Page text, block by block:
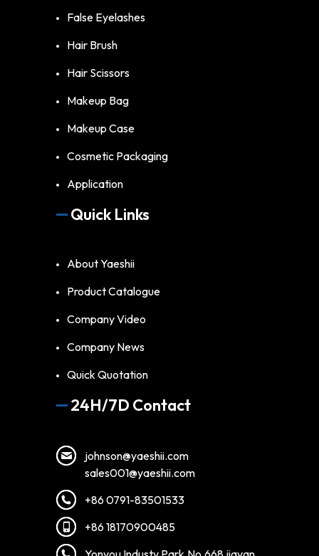
False Eyelashes
Hair Brush
Hair Scissors
Makeup Bag
Makeup Case
Cosmetic Packaging
Application
Quick Links
About Yaeshii
Product Catalogue
Company Video
Company News
Quick Quotation
24H/7D Contact
johnson@yaeshii.com
sales001@yaeshii.com
+86 0791-83501533
+86 18170900485